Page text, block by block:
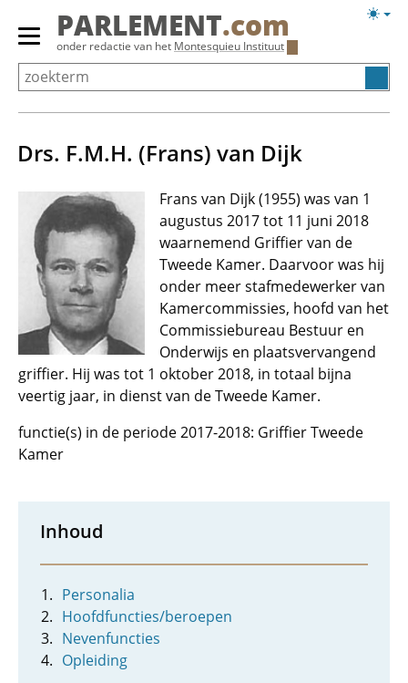
Overslaan
Primair
menu
tonen/verbergen
PARLEMENT.com
onder redactie van het Montesquieu Instituut
Drs. F.M.H. (Frans) van Dijk
Frans van Dijk (1955) was van 1
augustus 2017 tot 11 juni 2018
waarnemend Griffier van de
Tweede Kamer. Daarvoor was hij
onder meer stafmedewerker van
Kamercommissies, hoofd van het
Commissiebureau Bestuur en
Onderwijs en plaatsvervangend
griffier. Hij was tot 1 oktober 2018, in totaal bijna
veertig jaar, in dienst van de Tweede Kamer.
functie(s) in de periode 2017-2018: Griffier Tweede
Kamer
Inhoud
Personalia
Hoofdfuncties/beroepen
Nevenfuncties
Opleiding